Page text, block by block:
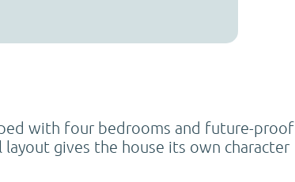
with four bedrooms and future-proof
gives the house its own character